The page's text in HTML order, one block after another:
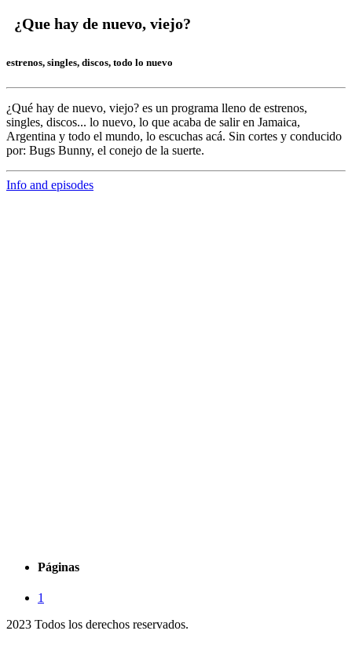
¿Que hay de nuevo, viejo?
estrenos, singles, discos, todo lo nuevo
¿Qué hay de nuevo, viejo? es un programa lleno de estrenos,
singles, discos... lo nuevo, lo que acaba de salir en Jamaica,
Argentina y todo el mundo, lo escuchas acá. Sin cortes y conducido
por: Bugs Bunny, el conejo de la suerte.
Info and episodes
Páginas
1
2023 Todos los derechos reservados.